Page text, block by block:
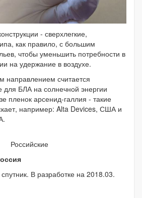
- сверхлегкие,
как правило, с большим
чтобы уменьшить потребности в
на удержание в воздухе.
направлением считается
для БЛА на солнечной энергии
пленок арсенид-галлия - такие
например: Alta Devices, США и
Российские
В разработке на 2018.03.